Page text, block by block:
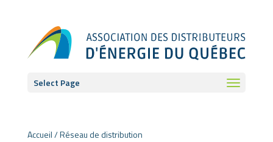
Select Page
Accueil/Réseau de distribution